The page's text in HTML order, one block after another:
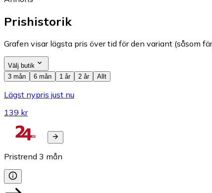
Prishistorik
Grafen visar lägsta pris över tid för den variant (såsom
Välj butik
3 mån
6 mån 1 år 2 år Allt
Lägst nypris just nu
139 kr
Pristrend 3 mån